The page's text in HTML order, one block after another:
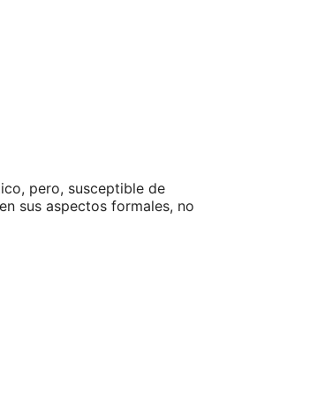
pero, susceptible de
sus aspectos formales, no